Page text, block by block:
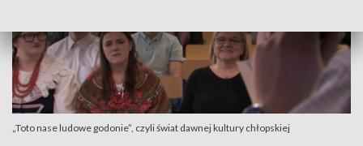
„Toto nase ludowe godonie”, czyli świat dawnej kultury chłopskiej